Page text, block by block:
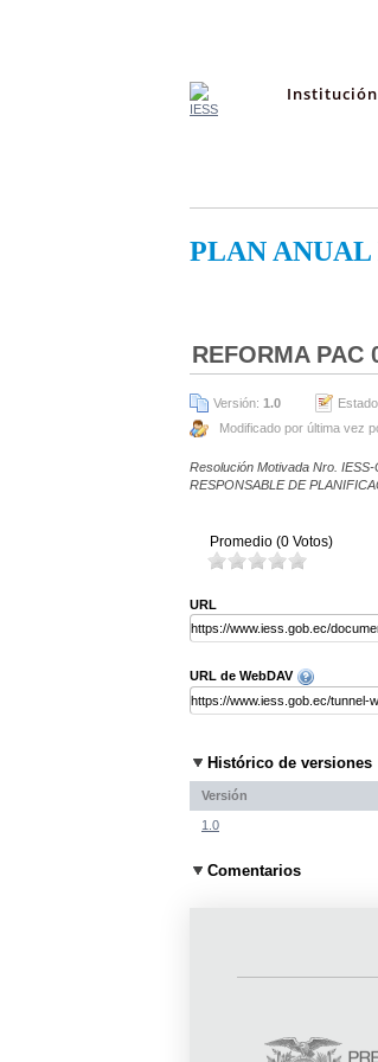
Institución
PLAN ANUAL
REFORMA PAC
Versión: 1.0
Modificado por última vez
Resolución Motivada Nro.
RESPONSABLE DE
Promedio (0 Votos)
URL
URL de WebDAV
Histórico de versiones
Versión
1.0
Comentarios